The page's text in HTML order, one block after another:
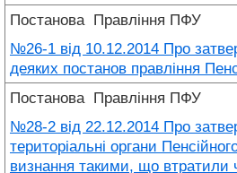
Постанова Правління ПФУ
№26-1 від 10.12.2014 Про
деяких постанов правління
Постанова Правління ПФУ
№28-2 від 22.12.2014 Про
територіальні органи
визнання такими, що втратили